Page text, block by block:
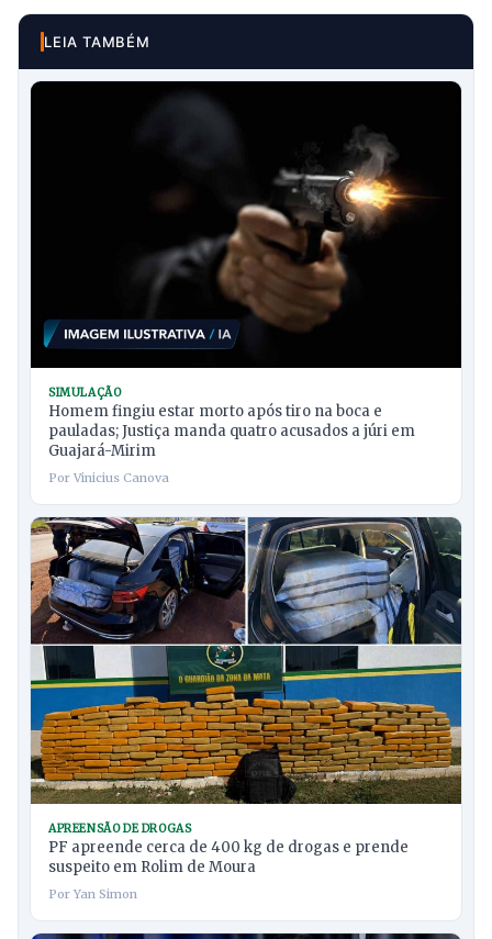
LEIA TAMBÉM
SIMULAÇÃO
Homem fingiu estar morto após tiro na boca e
pauladas; Justiça manda quatro acusados a júri em
Guajará-Mirim
Por Vinicius Canova
APREENSÃO DE DROGAS
PF apreende cerca de 400 kg de drogas e prende
suspeito em Rolim de Moura
Por Yan Simon